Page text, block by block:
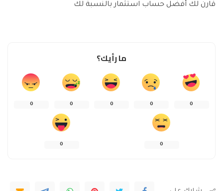
قارن لك أفضل حساب استثمار بالنسبة لك
ما رأيك؟
0
0
0
0
0
0
0